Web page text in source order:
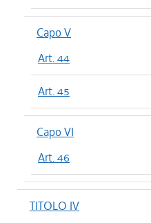
Capo V
Art. 44
Art. 45
Capo VI
Art. 46
TITOLO IV